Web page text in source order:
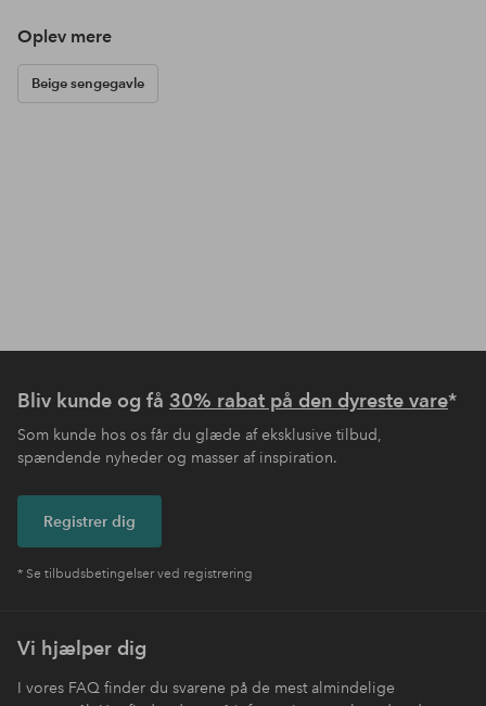
Oplev mere
Beige sengegavle
Bliv kunde og få 30% rabat på den dyreste vare*
Som kunde hos os får du glæde af eksklusive tilbud,
spændende nyheder og masser af inspiration.
Registrer dig
* Se tilbudsbetingelser ved registrering
Vi hjælper dig
I vores FAQ finder du svarene på de mest almindelige